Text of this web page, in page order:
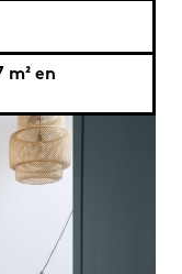
m² en